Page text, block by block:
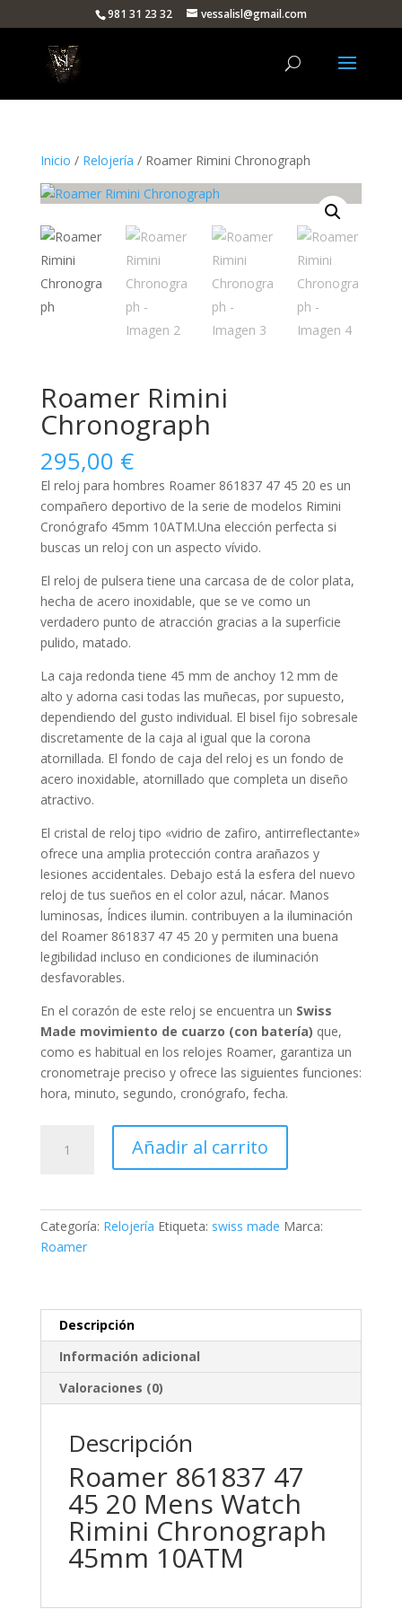
981 31 23 32 vessalisl@gmail.com
Inicio / Relojería / Roamer Rimini Chronograph
Roamer Rimini
Chronograph
295,00 €
El reloj para hombres Roamer 861837 47 45 20 es un
compañero deportivo de la serie de modelos Rimini
Cronógrafo 45mm 10ATM.Una elección perfecta si
buscas un reloj con un aspecto vívido.
El reloj de pulsera tiene una carcasa de de color plata,
hecha de acero inoxidable, que se ve como un
verdadero punto de atracción gracias a la superficie
pulido, matado.
La caja redonda tiene 45 mm de anchoy 12 mm de
alto y adorna casi todas las muñecas, por supuesto,
dependiendo del gusto individual. El bisel fijo sobresale
discretamente de la caja al igual que la corona
atornillada. El fondo de caja del reloj es un fondo de
acero inoxidable, atornillado que completa un diseño
atractivo.
El cristal de reloj tipo «vidrio de zafiro, antirreflectante»
ofrece una amplia protección contra arañazos y
lesiones accidentales. Debajo está la esfera del nuevo
reloj de tus sueños en el color azul, nácar. Manos
luminosas, Índices ilumin. contribuyen a la iluminación
del Roamer 861837 47 45 20 y permiten una buena
legibilidad incluso en condiciones de iluminación
desfavorables.
En el corazón de este reloj se encuentra un Swiss
Made movimiento de cuarzo (con batería) que,
como es habitual en los relojes Roamer, garantiza un
cronometraje preciso y ofrece las siguientes funciones:
hora, minuto, segundo, cronógrafo, fecha.
Rimini
Chronograph
Añadir al carrito
Categoría: Relojería Etiqueta: swiss made Marca:
Roamer
Descripción
Información adicional
Valoraciones (0)
Descripción
Roamer 861837 47
45 20 Mens Watch
Rimini Chronograph
45mm 10ATM